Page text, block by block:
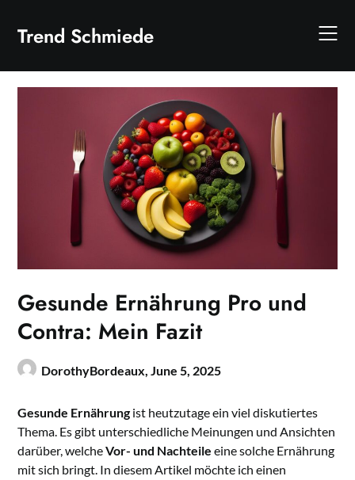
content
Trend Schmiede
Gesunde Ernährung Pro und
Contra: Mein Fazit
DorothyBordeaux,June 5, 2025
Gesunde Ernährung ist heutzutage ein viel diskutiertes
Thema. Es gibt unterschiedliche Meinungen und Ansichten
darüber, welcheVor- und Nachteile eine solche Ernährung
mit sich bringt. In diesem Artikel möchte ich einen